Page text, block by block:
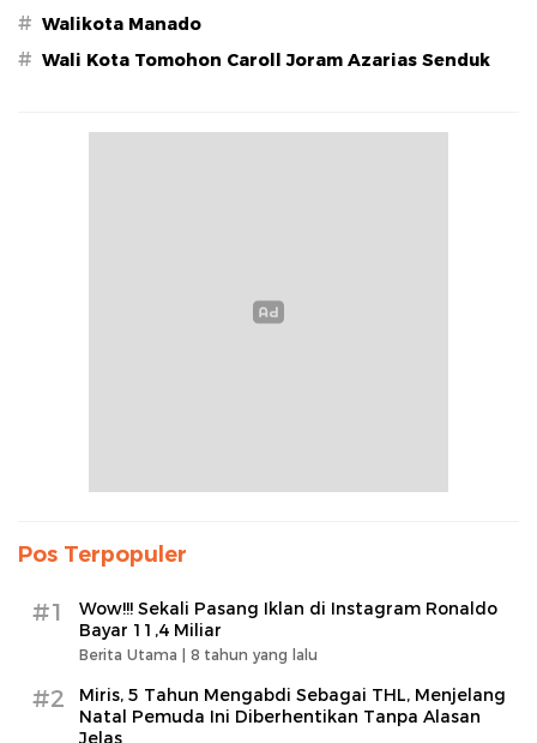
# Walikota Manado
# Wali Kota Tomohon Caroll Joram Azarias Senduk
Pos Terpopuler
#1
Wow!!! Sekali Pasang Iklan di Instagram Ronaldo
Bayar 11,4 Miliar
Berita Utama | 8 tahun yang lalu
#2
Miris, 5 Tahun Mengabdi Sebagai THL, Menjelang
Natal Pemuda Ini Diberhentikan Tanpa Alasan
Jelas